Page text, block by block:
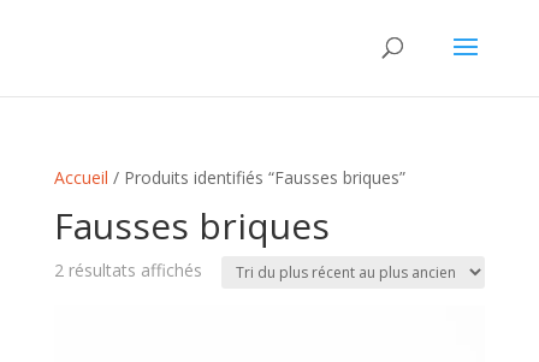
Accueil / Produits identifiés “Fausses briques”
Fausses briques
2 résultats affichésTrié